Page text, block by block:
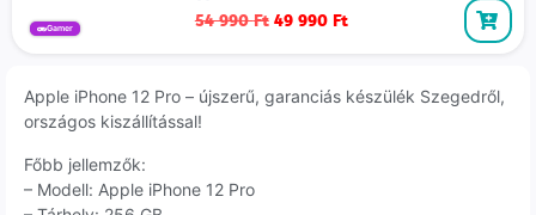
Gamer 54 990Ft 49 990 Ft
Apple iPhone 12 Pro – újszerű, garanciás készülék Szegedről,
országos kiszállítással!
Főbb jellemzők:
– Modell: Apple iPhone 12 Pro